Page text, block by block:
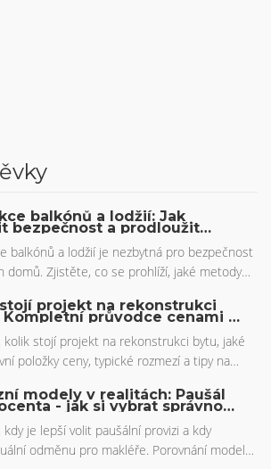
balkónů a lodžií: Jak
bezpečnost a prodloužit
konstrukcí
balkónů a lodžií je nezbytná pro bezpečnost
domů. Zjistěte, co se prohlíží, jaké metody
Praktické rady pro uživatele i správce
projekt na rekonstrukci
Kompletní průvodce cenami a
kolik stojí projekt na rekonstrukci bytu, jaké
položky ceny, typické rozmezí a tipy na
modely v realitách: Paušál
- jak si vybrat správnou
pro makléře
je lepší volit paušální provizi a kdy
odměnu pro makléře. Porovnání modelů,